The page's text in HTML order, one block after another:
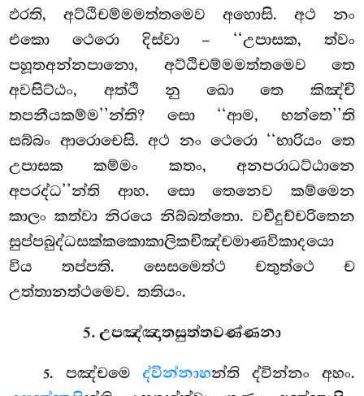
ඵරති, අට්ඨිචම්මමත්තමෙව අහොසි. අථ නං
එකො ථෙරො දිස්වා – ‘‘උපාසක, ත්වං
පහූතඅන්නපානො, අට්ඨිචම්මමත්තමෙව තෙ
අවසිට්ඨං, අත්ථි නු ඛො තෙ කිඤ්චි
තපනීයකම්ම’’න්ති? සො ‘‘ආම, භන්තෙ’’ති
සබ්බං ආරොචෙසි. අථ නං ථෙරො ‘‘භාරියං තෙ
උපාසක කම්මං කතං, අනපරාධට්ඨානෙ
අපරද්ධ’’න්ති ආහ. සො තෙනෙව කම්මෙන
කාලං කත්වා නිරයෙ නිබ්බත්තො. වචීදුච්චරිතෙන
සුප්පබුද්ධසක්කකොකාලිකචිඤ්චමාණවිකාදයො
විය තප්පති. සෙසමෙත්ථ චතුත්ථෙ ච
උත්තානත්ථමෙව. තතියං.
5. උපඤ්ඤාතසුත්තවණ්ණනා
5. පඤ්චමෙද්වින්නාහන්ති ද්වින්නං අහං.